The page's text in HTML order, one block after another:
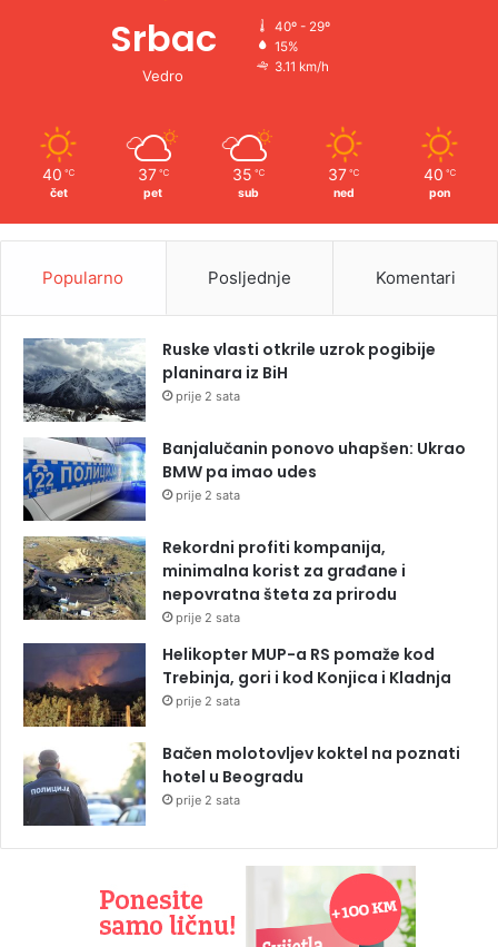
Srbac
Vedro
40º - 29º
15%
3.11 km/h
40 ℃
čet
37 ℃
pet
35 ℃
sub
37 ℃
ned
40 ℃
pon
Popularno Posljednje Komentari
Ruske vlasti otkrile uzrok pogibije
planinara iz BiH
prije 2 sata
Banjalučanin ponovo uhapšen: Ukrao
BMW pa imao udes
prije 2 sata
Rekordni profiti kompanija,
minimalna korist za građane i
nepovratna šteta za prirodu
prije 2 sata
Helikopter MUP-a RS pomaže kod
Trebinja, gori i kod Konjica i Kladnja
prije 2 sata
Bačen molotovljev koktel na poznati
hotel u Beogradu
prije 2 sata